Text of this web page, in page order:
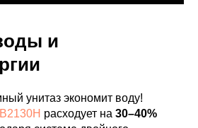
и
унитаз экономит воду!
расходует на 30–40%